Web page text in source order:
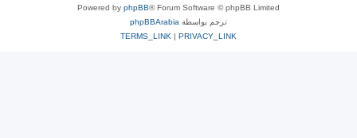
Powered by phpBB® Forum Software © phpBB Limited
ترجم بواسطة phpBBArabia
PRIVACY_LINK
|
TERMS_LINK